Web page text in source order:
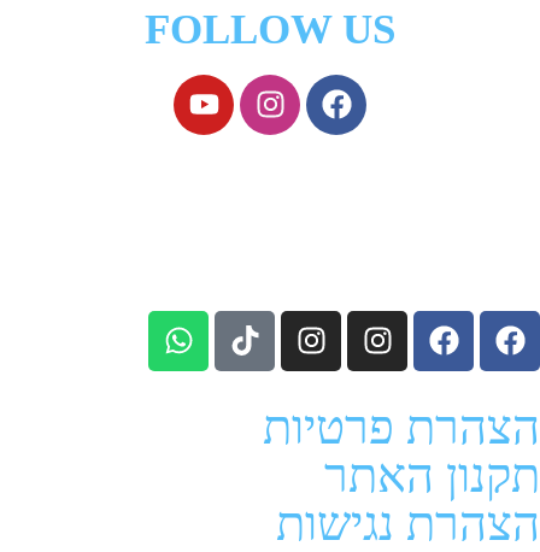
FOLLOW US
הצהרת פרטיות
תקנון האתר
הצהרת נגישות